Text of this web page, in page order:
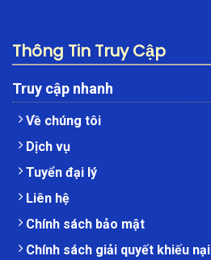
Thông Tin Truy Cập
Truy cập nhanh
Về chúng tôi
Dịch vụ
Tuyển đại lý
Liên hệ
Chính sách bảo mật
Chính sách giải quyết khiếu nại